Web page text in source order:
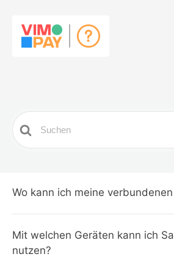
Search
For
Wo kann ich meine
Mit welchen Geräten kann ich
nutzen?